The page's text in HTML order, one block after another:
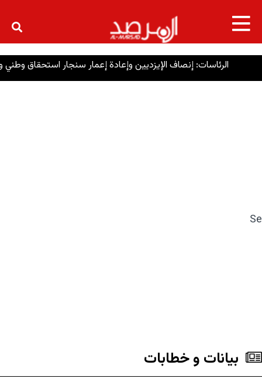
×
الرئاسات: إنصاف الإيزديين وإعادة إعمار سنجار استحقاق وطني
بیانات و خطابات